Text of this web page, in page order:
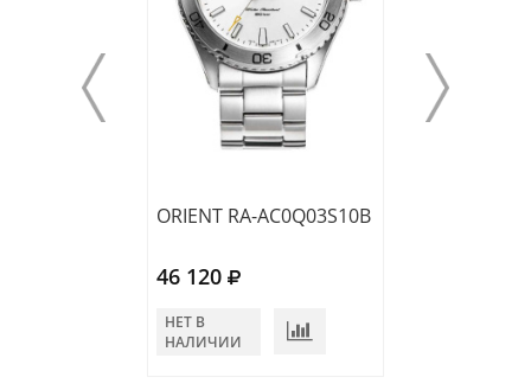
ORIENT RA-AC0Q03S10B
46 120
НЕТ В
НАЛИЧИИ